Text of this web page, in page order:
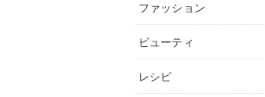
ファッション
ビューティ
レシピ